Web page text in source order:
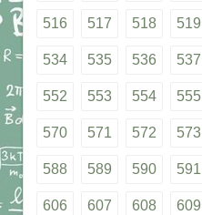
516 517 518 519
534 535 536 537
552 553 554 555
570 571 572 573
588 589 590 591
606 607 608 609